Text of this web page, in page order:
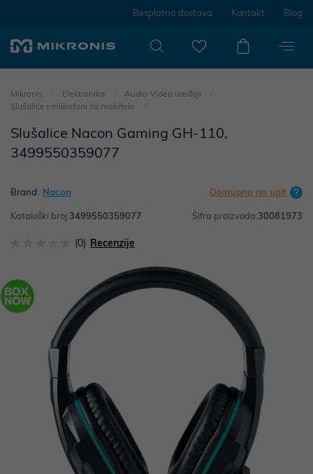
Besplatna dostava Kontakt Blog
Mikronis Elektronika
Audio-Video uređaji
Slušalice i mikrofoni za mobitele
Slušalice Nacon Gaming GH-110,
3499550359077
Brand: Nacon Dostupno na upit
Kataloški broj:3499550359077 Šifra proizvoda:30081973
(0) Recenzije